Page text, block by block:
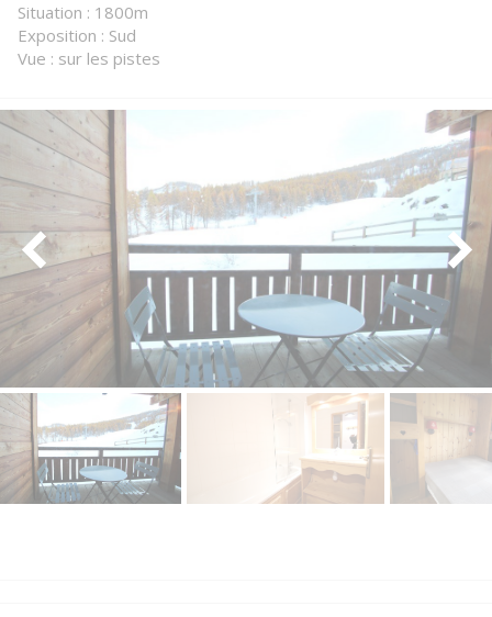
Situation : 1800m
Exposition : Sud
Vue : sur les pistes